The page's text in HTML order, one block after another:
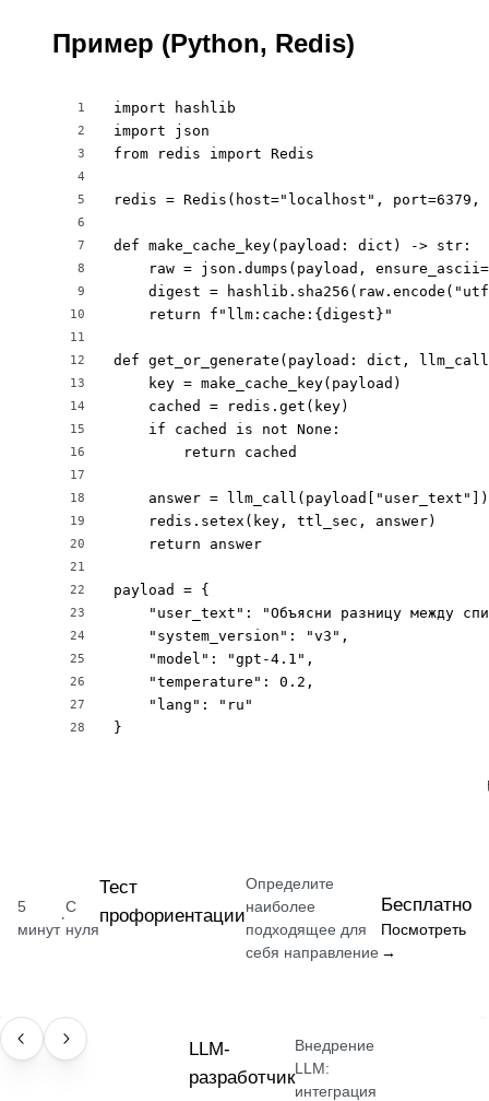
Пример (Python, Redis)
1
2
3
4
5
6
7
8
9
10
11
12
13
14
15
16
17
18
19
20
21
22
23
24
25
26
27
28
import hashlib
import json
from redis import Redis
redis = Redis(host="localhost", port=6379,
def make_cache_key(payload: dict) -> str:
raw = json.dumps(payload,
digest =
    return f"llm:cache:{digest}"
def get_or_generate(payload: dict,
    key = make_cache_key(payload)
    cached = redis.get(key)
    if cached is not None:
        return cached
    answer = llm_call(payload["user_text"])
    redis.setex(key, ttl_sec, answer)
    return answer
payload = {
"user_text": "Объясни разницу между
    "system_version": "v3",
    "model": "gpt-4.1",
    "temperature": 0.2,
    "lang": "ru"
}
5
минут
·
С
нуля
Тест
профориентации
Определите
наиболее
подходящее для
себя направление
Бесплатно
Посмотреть
→
ПРОФЕССИЯ
LLM-
разработчик
Внедрение
LLM:
интеграция